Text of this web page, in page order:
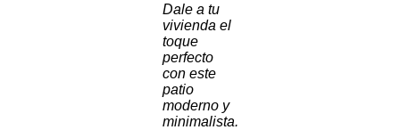
Dale a tu
vivienda el
toque
perfecto
con este
patio
moderno y
minimalista.